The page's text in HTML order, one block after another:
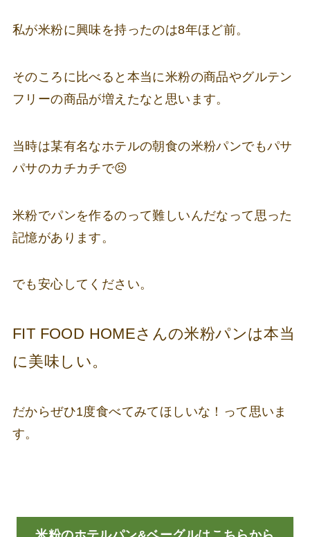
私が米粉に興味を持ったのは8年ほど前。
そのころに比べると本当に米粉の商品やグルテン
フリーの商品が増えたなと思います。
当時は某有名なホテルの朝食の米粉パンでもパサ
パサのカチカチで😣
米粉でパンを作るのって難しいんだなって思った
記憶があります。
でも安心してください。
FIT FOOD HOMEさんの米粉パンは本当
に美味しい。
だからぜひ1度食べてみてほしいな！って思いま
す。